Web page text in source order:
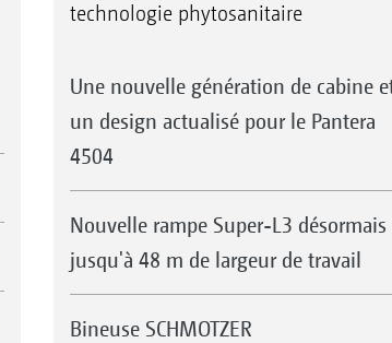
technologie phytosanitaire
Une nouvelle génération de cabine
un design actualisé pour le Pantera
4504
Nouvelle rampe Super-L3 désormais
jusqu'à 48 m de largeur de travail
Bineuse SCHMOTZER